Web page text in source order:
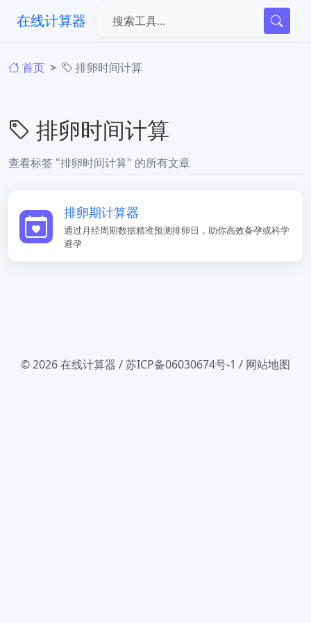
在线计算器
首页 排卵时间计算
排卵时间计算
查看标签 "排卵时间计算" 的所有文章
排卵期计算器
通过月经周期数据精准预测排卵日，助你高效备孕或科学
避孕
© 2026在线计算器 /苏ICP备06030674号-1 / 网站地图